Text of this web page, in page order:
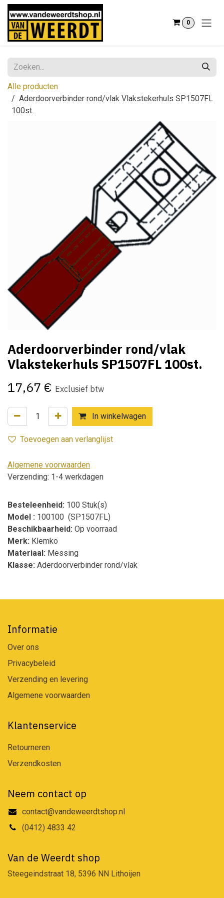
Overslaan naar inhoud
0
Alle producten
Aderdoorverbinder rond/vlak Vlakstekerhuls SP1507FL
100st.
Aderdoorverbinder rond/vlak
Vlakstekerhuls SP1507FL 100st.
17,67 € Exclusief btw
In winkelwagen
Toevoegen aan verlanglijst
Algemene voorwaarden
Verzending: 1-4 werkdagen
Besteleenheid: 100 Stuk(s)
Model : 100100 (SP1507FL)
Beschikbaarheid: Op voorraad
Merk: Klemko
Materiaal: Messing
Klasse: Aderdoorverbinder rond/vlak
Informatie
Over ons
Privacybeleid
Verzending en levering
Algemene voorwaarden
Klantenservice
Retourneren
Verzendkosten
Neem contact op
contact@vandeweerdtshop.nl
(0412) 4833 42
Van de Weerdt shop
Steegeindstraat 18, 5396 NN Lithoijen